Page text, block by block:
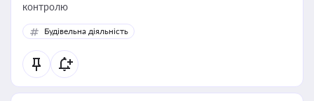
контролю
Будівельна діяльність